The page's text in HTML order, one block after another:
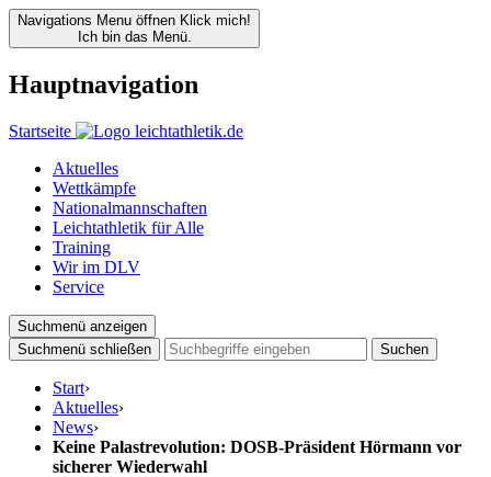
Navigations Menu öffnen Klick mich!
Ich bin das Menü.
Hauptnavigation
Startseite
Aktuelles
Wettkämpfe
Nationalmannschaften
Leichtathletik für Alle
Training
Wir im DLV
Service
Suchmenü anzeigen
Suchmenü schließen
Suchen
Start›
Aktuelles›
News›
Keine Palastrevolution: DOSB-Präsident Hörmann vor
sicherer Wiederwahl